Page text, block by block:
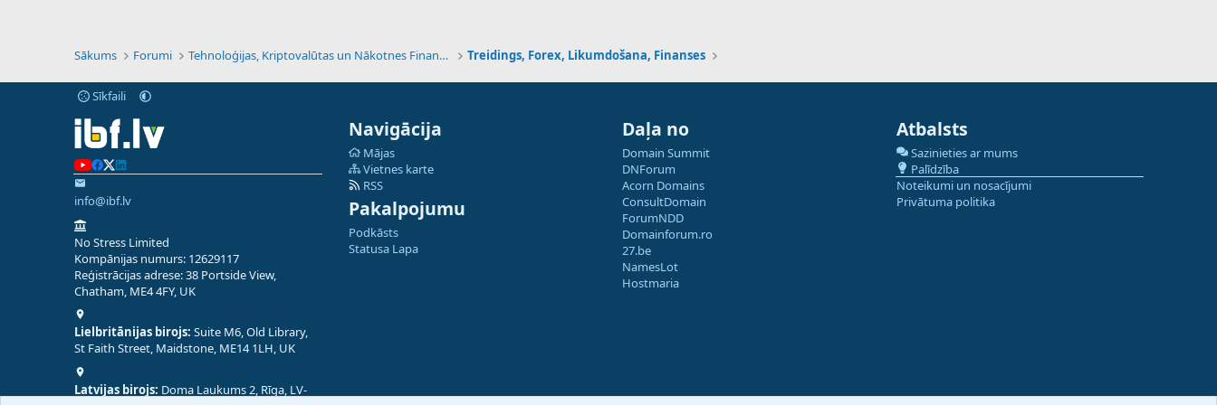
Sākums Forumi Tehnoloģijas, Kriptovalūtas un Nākotnes Finanses Treidings, Forex, Likumdošana, Finanses
Sīkfaili
info@ibf.lv
No Stress Limited
Kompānijas numurs: 12629117
Reģistrācijas adrese: 38 Portside View,
Chatham, ME4 4FY, UK
Lielbritānijas birojs: Suite M6, Old Library,
St Faith Street, Maidstone, ME14 1LH, UK
Latvijas birojs: Doma Laukums 2, Rīga, LV-
Navigācija
Mājas
Vietnes karte
RSS
Pakalpojumu
Podkāsts
Statusa Lapa
Daļa no
Domain Summit
DNForum
Acorn Domains
ConsultDomain
ForumNDD
Domainforum.ro
27.be
NamesLot
Hostmaria
Atbalsts
Sazinieties ar mums
Palīdzība
Noteikumi un nosacījumi
Privātuma politika